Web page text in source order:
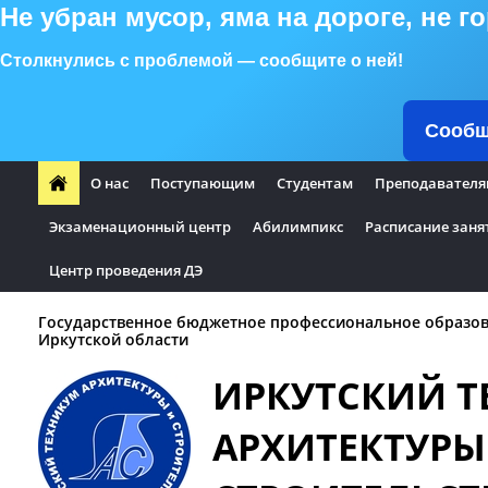
Не убран мусор, яма на дороге, не
Столкнулись с проблемой — сообщите о ней!
О нас Поступающим Студентам
Экзаменационный центр Абилимпикс Расписание
Центр проведения ДЭ
Государственное бюджетное профессиональное
Иркутской области
ИРКУТСКИЙ